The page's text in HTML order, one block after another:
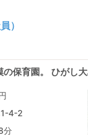
）
保育園。 ひがし
1-4-2
分